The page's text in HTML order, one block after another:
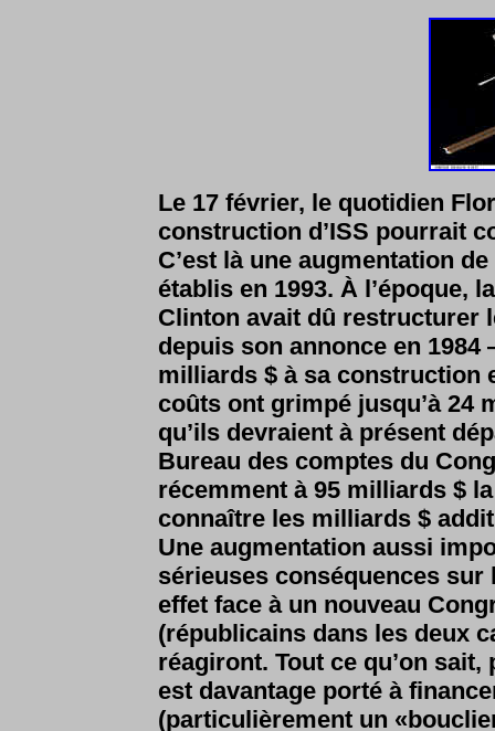
Le 17 février, le quotidien
construction d’ISS pourrait
C’est là une augmentation
établis en 1993. À l’époque,
Clinton avait dû restructurer
depuis son annonce en
milliards $ à sa construction
coûts ont grimpé jusqu’à 24
qu’ils devraient à présent
Bureau des comptes du
récemment à 95 milliards $
connaître les milliards $
Une augmentation aussi
sérieuses conséquences sur
effet face à un nouveau
(républicains dans les deux
réagiront. Tout ce qu’on sait,
est davantage porté à
(particulièrement un